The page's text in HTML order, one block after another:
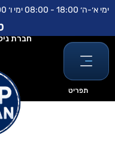
לתוכן
דילוג
ימי א׳-ה׳ 18:00 - 08:00 ימי ו׳ 14:00 - 08:00 שבת וחגים: סגור
תפריט
חברת